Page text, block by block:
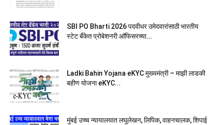
SBI PO Bharti 2026 पदवीधर उमेदवारांसाठी भारतीय
स्टेट बँकेत प्रोबेशनरी आ‍ॅफिसरच्या...
Ladki Bahin Yojana eKYC मुख्यमंत्री – माझी लाडकी
बहीण योजना eKYC...
मुंबई उच्च न्यायालयात लघुलेखन, लिपिक, वाहनचालक, शिपाई